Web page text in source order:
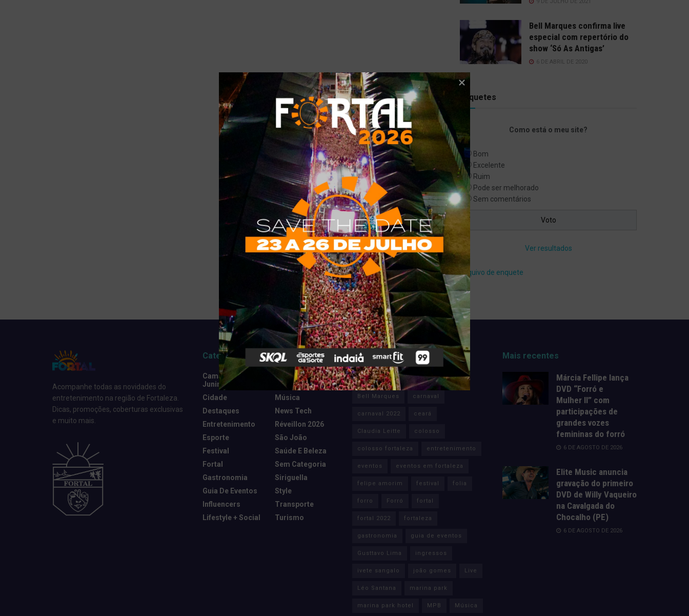
Bell Marques confirma live
especial com repertório do
show ‘Só As Antigas’
6 DE ABRIL DE 2020
Enquetes
Como está o meu site?
Bom
Excelente
Ruim
Pode ser melhorado
Sem comentários
Ver resultados
Arquivo de enquete
Acompanhe todas as novidades do
entretenimento na região de Fortaleza.
Dicas, promoções, coberturas exclusivas
e muito mais.
Categorias
Camarote Vip
Junino
Cidade
Destaques
Entretenimento
Esporte
Festival
Fortal
Gastronomia
Guia De Eventos
Influencers
Lifestyle + Social
Marketing E
Negócios
Música
News Tech
Réveillon 2026
São João
Saúde E Beleza
Sem Categoria
Siriguella
Style
Transporte
Turismo
Tags
Anitta Axé Banda Eva
Bell Marques carnaval
carnaval 2022 ceará
Claudia Leitte colosso
colosso fortaleza entretenimento
eventos eventos em fortaleza
felipe amorim festival folia
forro Forró fortal
fortal 2022 fortaleza
gastronomia guia de eventos
Gusttavo Lima ingressos
ivete sangalo joão gomes Live
Léo Santana marina park
marina park hotel MPB Música
Mais recentes
Márcia Fellipe lança
DVD “Forró e
Mulher II” com
participações de
grandes vozes
femininas do forró
6 DE AGOSTO DE 2026
Elite Music anuncia
gravação do primeiro
DVD de Willy Vaqueiro
na Cavalgada do
Chocalho (PE)
6 DE AGOSTO DE 2026